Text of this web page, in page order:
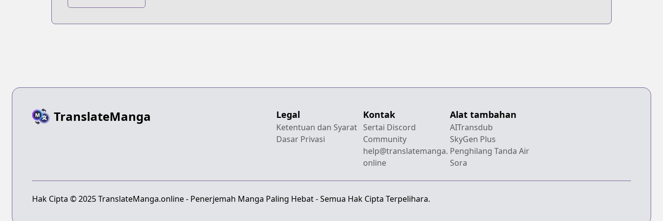
Aitsu (♂) ni
TranslateManga Legal
Ketentuan dan Syarat
Dasar Privasi
Kontak
Sertai Discord
Community
help@translatemanga.
online
Alat tambahan
AITransdub
SkyGen Plus
Penghilang Tanda Air
Sora
Hak Cipta © 2025 TranslateManga.online - Penerjemah Manga Paling Hebat - Semua Hak Cipta Terpelihara.